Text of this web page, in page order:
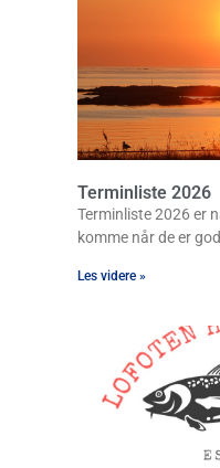
Terminliste 2026
Terminliste 2026 er
komme når de er
Les videre »